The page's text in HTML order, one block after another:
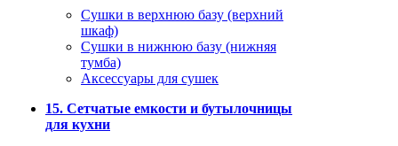
Сушки в верхнюю базу (верхний
шкаф)
Сушки в нижнюю базу (нижняя
тумба)
Аксессуары для сушек
15. Сетчатые емкости и бутылочницы
для кухни